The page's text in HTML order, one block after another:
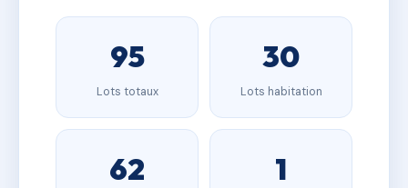
95
Lots totaux
30
Lots habitation
62 1